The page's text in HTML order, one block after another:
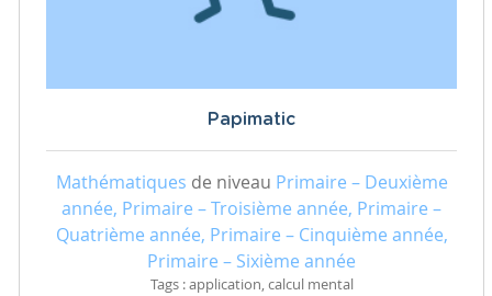
Papimatic
Mathématiques de niveau Primaire – Deuxième
année, Primaire – Troisième année, Primaire –
Quatrième année, Primaire – Cinquième année,
Primaire – Sixième année
Tags : application, calcul mental